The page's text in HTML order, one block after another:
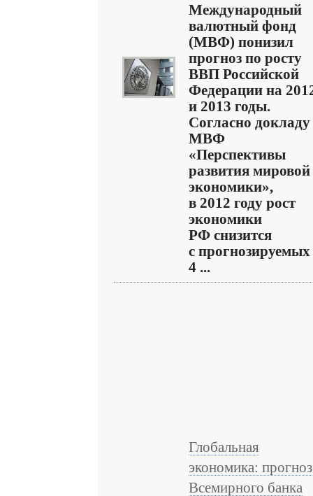
Международный
валютный фонд
(МВФ) понизил
прогноз по росту
ВВП Российской
Федерации на
и 2013 годы.
Согласно докладу
МВФ
«Перспективы
развития мировой
экономики»,
в 2012 году рост
экономики
РФ снизится
с прогнозируемых
4 ...
Глобальная
экономика: прогноз
Всемирного банка